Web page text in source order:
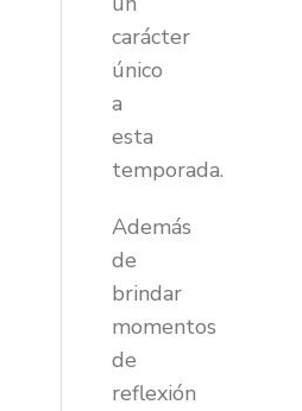
carácter
único
a
esta
temporada.
Además
de
brindar
momentos
de
reflexión